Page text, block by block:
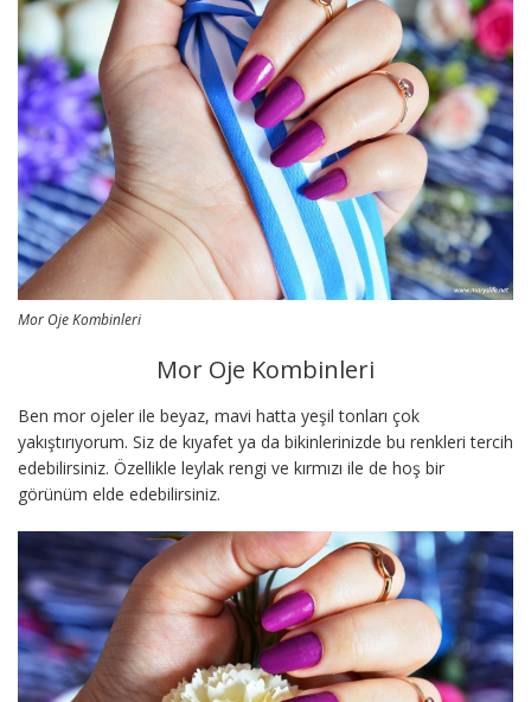
Mor Oje Kombinleri
Mor Oje Kombinleri
Ben mor ojeler ile beyaz, mavi hatta yeşil tonları çok
yakıştırıyorum. Siz de kıyafet ya da bikinlerinizde bu renkleri tercih
edebilirsiniz. Özellikle leylak rengi ve kırmızı ile de hoş bir
görünüm elde edebilirsiniz.